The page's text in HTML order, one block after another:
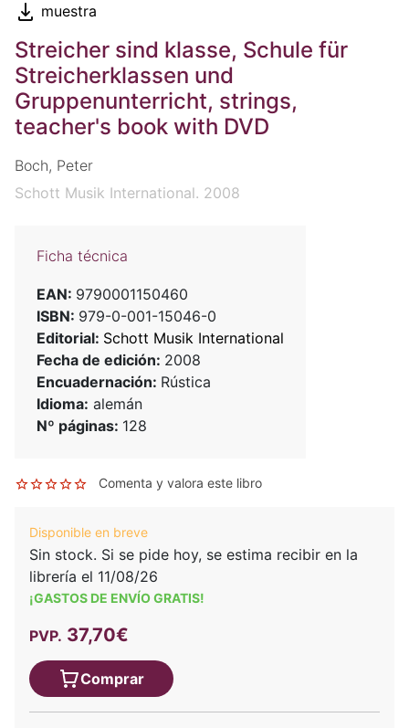
muestra
Streicher sind klasse, Schule für
Streicherklassen und
Gruppenunterricht, strings,
teacher's book with DVD
Boch, Peter
Schott Musik International. 2008
Ficha técnica
EAN: 9790001150460
ISBN: 979-0-001-15046-0
Editorial: Schott Musik International
Fecha de edición: 2008
Encuadernación: Rústica
Idioma: alemán
Nº páginas: 128
Comenta y valora este libro
Disponible en breve
Sin stock. Si se pide hoy, se estima recibir en la
librería el 11/08/26
¡GASTOS DE ENVÍO GRATIS!
PVP. 37,70€
Comprar